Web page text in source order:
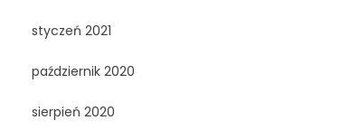
styczeń 2021
październik 2020
sierpień 2020